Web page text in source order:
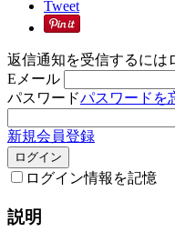
Tweet
返信通知を受信するには
Eメール
パスワードパスワードを
新規会員登録
ログイン
ログイン情報を記憶
説明